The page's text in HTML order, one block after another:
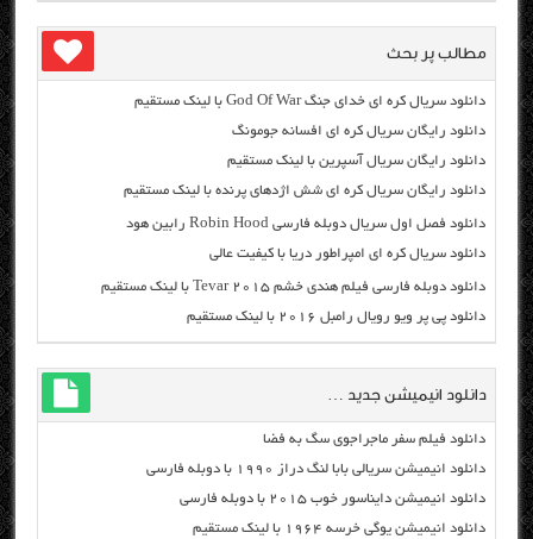
مطالب پر بحث
دانلود سریال کره ای خدای جنگ God Of War با لینک مستقیم
دانلود رایگان سریال کره ای افسانه جومونگ
دانلود رایگان سریال آسپرین با لینک مستقیم
دانلود رایگان سریال کره ای شش اژدهای پرنده با لینک مستقیم
دانلود فصل اول سریال دوبله فارسی Robin Hood رابین هود
دانلود سریال کره ای امپراطور دریا با کیفیت عالی
دانلود دوبله فارسی فیلم هندی خشم Tevar ۲۰۱۵ با لینک مستقیم
دانلود پی پر ویو رویال رامبل ۲۰۱۶ با لینک مستقیم
دانلود انیمیشن جدید …
دانلود فیلم سفر ماجراجوی سگ به فضا
دانلود انیمیشن سریالی بابا لنگ دراز ۱۹۹۰ با دوبله فارسی
دانلود انیمیشن دایناسور خوب ۲۰۱۵ با دوبله فارسی
دانلود انیمیشن یوگی خرسه ۱۹۶۴ با لینک مستقیم